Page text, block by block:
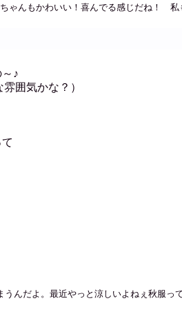
ゃんもかわいい！喜んでる感じだね！
♪
囲気かな？）
んだよ。最近やっと涼しいよねぇ秋服っ